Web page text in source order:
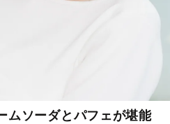
ムソーダとパフェが堪能